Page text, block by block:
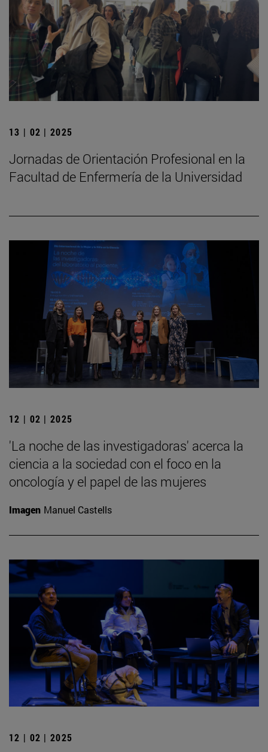
13 | 02 | 2025
Jornadas de Orientación Profesional en la
Facultad de Enfermería de la Universidad
12 | 02 | 2025
'La noche de las investigadoras' acerca la
ciencia a la sociedad con el foco en la
oncología y el papel de las mujeres
Imagen Manuel Castells
12 | 02 | 2025